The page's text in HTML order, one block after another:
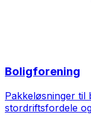
Boligforening
Pakkeløsninger
stordriftsfordele